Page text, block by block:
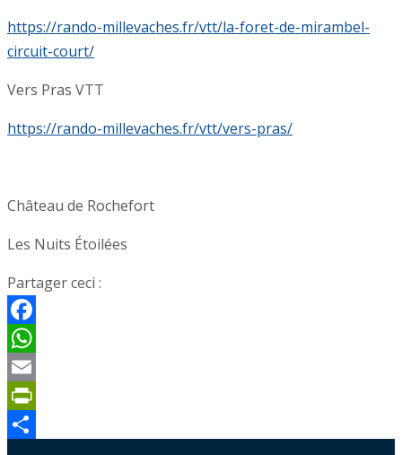
https://rando-millevaches.fr/vtt/la-foret-de-mirambel-
circuit-court/
Vers Pras VTT
https://rando-millevaches.fr/vtt/vers-pras/
Château de Rochefort
Les Nuits Étoilées
Partager ceci :
Facebook
WhatsApp
Email
PrintFriendly